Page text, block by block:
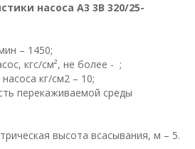
насоса А3 3В 320/25-
– 1450;
кгс/см², не более - ;
кг/см2 – 10;
перекаживаемой среды
высота всасывания, м – 5.